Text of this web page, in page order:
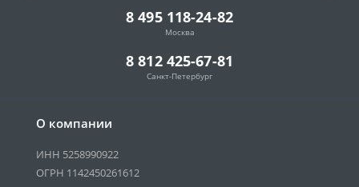
О компании
ИНН 5258990922
ОГРН 1142450261612
8 495 118-24-82
Москва
8 812 425-67-81
Санкт-Петербург